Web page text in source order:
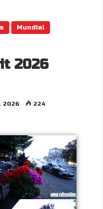
Mundial
2026
2026 224